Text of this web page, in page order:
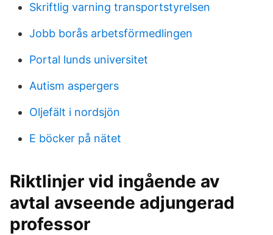
Skriftlig varning transportstyrelsen
Jobb borås arbetsförmedlingen
Portal lunds universitet
Autism aspergers
Oljefält i nordsjön
E böcker på nätet
Riktlinjer vid ingående av
avtal avseende adjungerad
professor